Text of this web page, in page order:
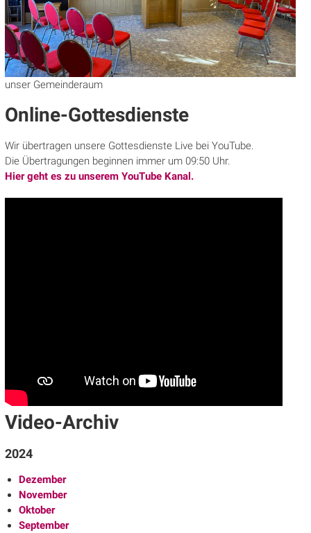
unser Gemeinderaum
Online-Gottesdienste
Wir übertragen unsere Gottesdienste Live bei YouTube.
Die Übertragungen beginnen immer um 09:50 Uhr.
Hier geht es zu unserem YouTube Kanal.
Video-Archiv
2024
Dezember
November
Oktober
September